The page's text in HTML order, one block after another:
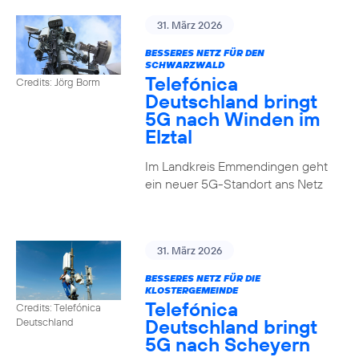
Credits: Jörg Borm
31. März 2026
BESSERES NETZ FÜR DEN
SCHWARZWALD
Telefónica
Deutschland bringt
5G nach Winden im
Elztal
Im Landkreis Emmendingen geht
ein neuer 5G-Standort ans Netz
Credits: Telefónica
Deutschland
31. März 2026
BESSERES NETZ FÜR DIE
KLOSTERGEMEINDE
Telefónica
Deutschland bringt
5G nach Scheyern